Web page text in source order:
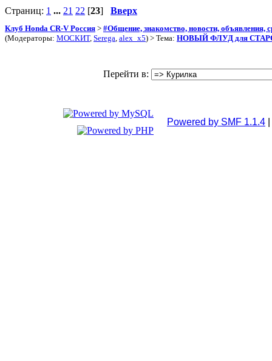
Страниц: 1 ... 21 22 [23] Вверх
Клуб Honda CR-V Россия > #Общение, знакомство, новости, объявления,
(Модераторы: МОСКИТ, Serega, alex_x5) > Тема: НОВЫЙ ФЛУД для
Перейти в:
Powered by SMF 1.1.4